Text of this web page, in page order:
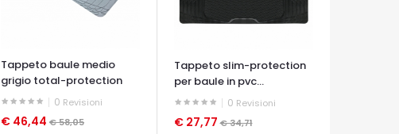
Tappeto baule medio
grigio total-protection
0 Revisioni
€ 46,44 € 58,05
Tappeto slim-protection
per baule in pvc...
0 Revisioni
€ 27,77€ 34,71